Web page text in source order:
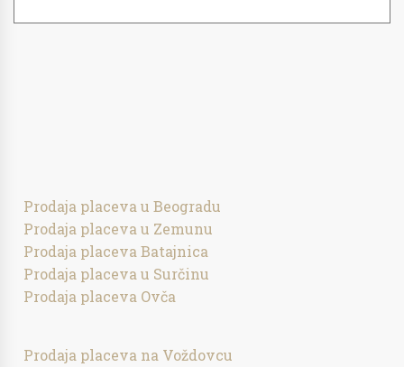
Prodaja placeva u Beogradu
Prodaja placeva u Zemunu
Prodaja placeva Batajnica
Prodaja placeva u Surčinu
Prodaja placeva Ovča
Prodaja placeva na Voždovcu